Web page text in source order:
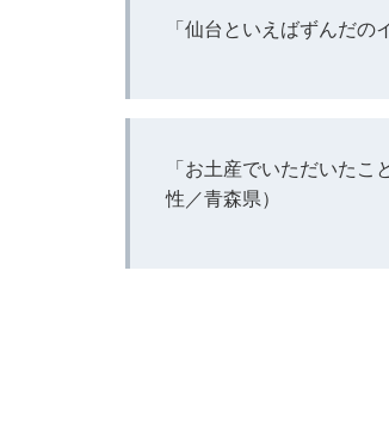
「仙台といえばずんだの
「お土産でいただいた
性／青森県）